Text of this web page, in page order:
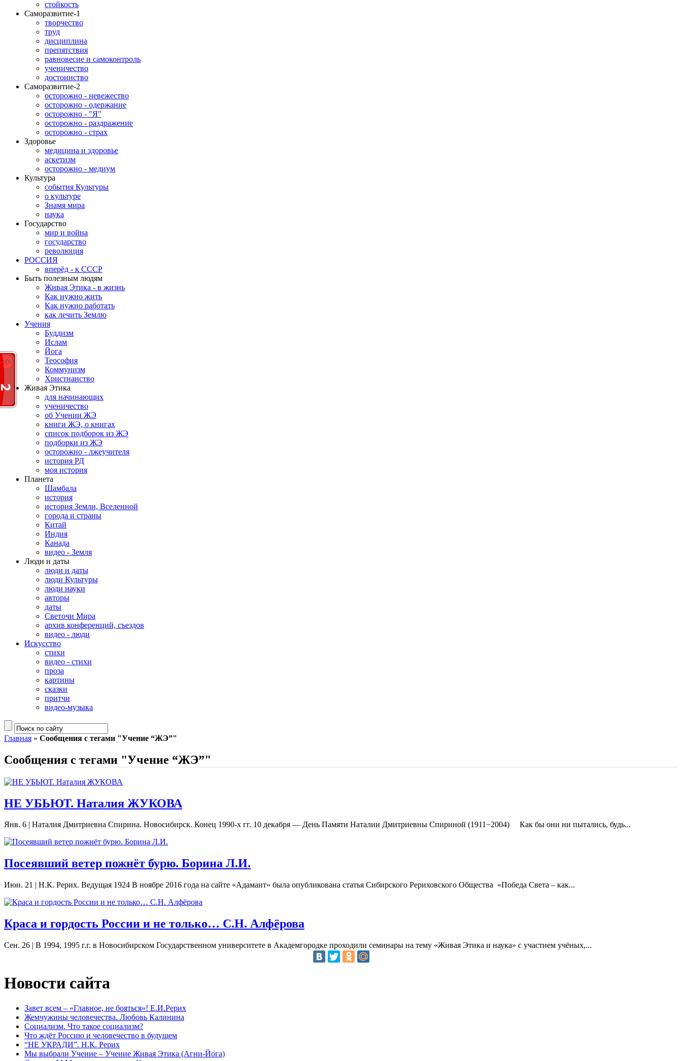
стойкость
Саморазвитие-1
творчество
труд
дисциплина
препятствия
равновесие и самоконтроль
ученичество
достоинство
Саморазвитие-2
осторожно - невежество
осторожно - одержание
осторожно - "Я"
осторожно - раздражение
осторожно - страх
Здоровье
медицина и здоровье
аскетизм
осторожно - медиум
Культура
события Культуры
о культуре
Знамя мира
наука
Государство
мир и война
государство
революция
РОССИЯ
вперёд - к СССР
Быть полезным людям
Живая Этика - в жизнь
Как нужно жить
Как нужно работать
как лечить Землю
Учения
Буддизм
Ислам
Йога
Теософия
Коммунизм
Христианство
Живая Этика
для начинающих
ученичество
об Учении ЖЭ
книги ЖЭ, о книгах
список подборок из ЖЭ
подборки из ЖЭ
осторожно - лжеучителя
история РД
моя история
Планета
Шамбала
история
история Земли, Вселенной
города и страны
Китай
Индия
Канада
видео - Земля
Люди и даты
люди и даты
люди Культуры
люди науки
авторы
даты
Светочи Мира
архив конференций, съездов
видео - люди
Искусство
стихи
видео - стихи
проза
картины
сказки
притчи
видео-музыка
Главная » Сообщения с тегами "Учение “ЖЭ”"
Сообщения с тегами "Учение “ЖЭ”"
НЕ УБЬЮТ. Наталия ЖУКОВА
Янв. 6 | Наталия Дмитриевна Спирина. Новосибирск. Конец 1990-х гг. 10 декабря — День Памяти Наталии Дмитриевны Спириной (1911−2004) Как бы они ни пытались, будь...
Посеявший ветер пожнёт бурю. Борина Л.И.
Июн. 21 | Н.К. Рерих. Ведущая 1924 В ноябре 2016 года на сайте «Адамант» была опубликована статья Сибирского Рериховского Общества «Победа Света – как...
Краса и гордость России и не только… С.Н. Алфёрова
Сен. 26 | В 1994, 1995 г.г. в Новосибирском Государственном университете в Академгородке проходили семинары на тему «Живая Этика и наука» с участием учёных,...
Новости сайта
Завет всем – «Главное, не бояться»! Е.И.Рерих
Жемчужины человечества. Любовь Калинина
Социализм. Что такое социализм?
Что ждёт Россию и человечество в будущем
“НЕ УКРАДИ”. Н.К. Рерих
Мы выбрали Учение – Учение Живая Этика (Агни-Йога)